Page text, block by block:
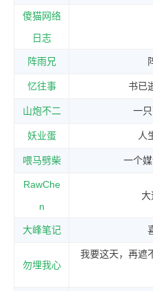
傻猫网络
日志
阵雨兄
忆往事 书已
山炮不二 一
妖业蛋 人
喂马劈柴 一个
RawChe
n
大
大峰笔记
勿埋我心
我要这天，再遮